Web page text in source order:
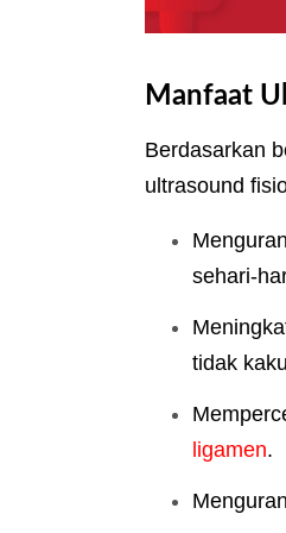
Manfaat
Berdasarkan
ultrasound
sehari-
tidak
ligamen.